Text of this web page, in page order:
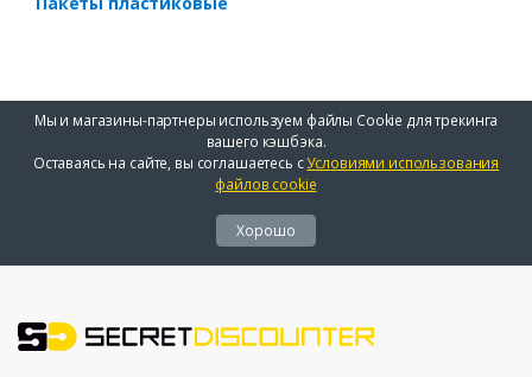
Мы и магазины-партнеры используем файлы Cookie для трекинга
вашего кэшбэка.
Оставаясь на сайте, вы соглашаетесь сУсловиями использования
файлов cookie
Хорошо